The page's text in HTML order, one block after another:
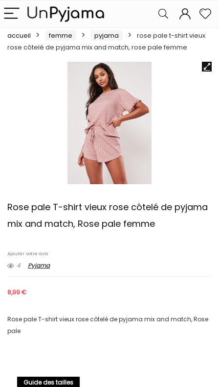
accueil femme pyjama
rose pale t-shirt vieux
rose côtelé de pyjama mix and match, rose pale femme
Rose pale T-shirt vieux rose côtelé de pyjama
mix and match, Rose pale femme
Ajouter votre avis
4 Pyjama
8,99€
Rose pale T-shirt vieux rose côtelé de pyjama mix and match, Rose
pale
Guide des tailles